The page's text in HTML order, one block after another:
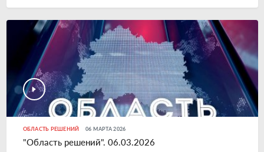
ОБЛАСТЬ РЕШЕНИЙ 06 МАРТА 2026
"Область решений". 06.03.2026